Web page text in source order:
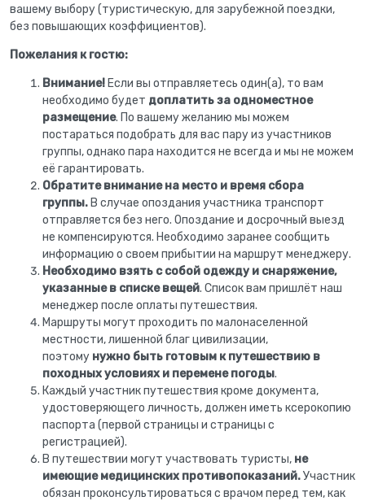
вашему выбору (туристическую, для зарубежной поездки,
без повышающих коэффициентов).
Пожелания к гостю:
Внимание! Если вы отправляетесь один(а), то вам
необходимо будет доплатить за одноместное
размещение. По вашему желанию мы можем
постараться подобрать для вас пару из участников
группы, однако пара находится не всегда и мы не можем
её гарантировать.
Обратите внимание на место и время сбора
группы. В случае опоздания участника транспорт
отправляется без него. Опоздание и досрочный выезд
не компенсируются. Необходимо заранее сообщить
информацию о своем прибытии на маршрут менеджеру.
Необходимо взять с собой одежду и снаряжение,
указанные в списке вещей. Список вам пришлёт наш
менеджер после оплаты путешествия.
Маршруты могут проходить по малонаселенной
местности, лишенной благ цивилизации,
поэтому нужно быть готовым к путешествию в
походных условиях и перемене погоды.
Каждый участник путешествия кроме документа,
удостоверяющего личность, должен иметь ксерокопию
паспорта (первой страницы и страницы с
регистрацией).
В путешествии могут участвовать туристы, не
имеющие медицинских противопоказаний.Участник
обязан проконсультироваться с врачом перед тем, как